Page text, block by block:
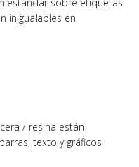
inigualables en
/ resina están
texto y gráficos